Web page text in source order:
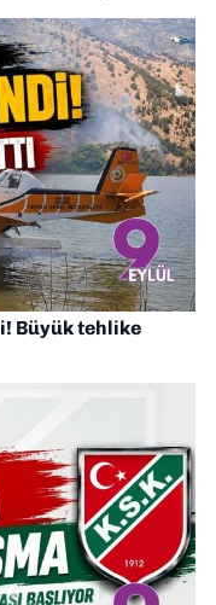
Büyük tehlike